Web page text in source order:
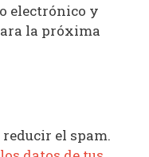
electrónico y
la próxima
el spam.